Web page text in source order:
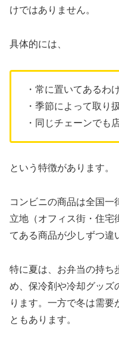
けではありません。
具体的には、
・常に置いてあるわ
・季節によって取り
・同じチェーンでも
という特徴があります。
コンビニの商品は全国一
立地（オフィス街・住宅
てある商品が少しずつ違
特に夏は、お弁当の持ち
め、保冷剤や冷却グッズ
ります。一方で冬は需要
ともあります。